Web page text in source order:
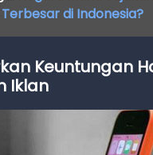
di Indonesia?
Keuntungan
Iklan